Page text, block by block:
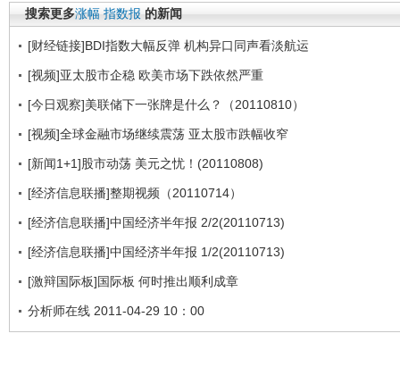
搜索更多涨幅 指数报 的新闻
[财经链接]BDI指数大幅反弹 机构异口同声看淡航运
[视频]亚太股市企稳 欧美市场下跌依然严重
[今日观察]美联储下一张牌是什么？（20110810）
[视频]全球金融市场继续震荡 亚太股市跌幅收窄
[新闻1+1]股市动荡 美元之忧！(20110808)
[经济信息联播]整期视频（20110714）
[经济信息联播]中国经济半年报 2/2(20110713)
[经济信息联播]中国经济半年报 1/2(20110713)
[激辩国际板]国际板 何时推出顺利成章
分析师在线 2011-04-29 10：00